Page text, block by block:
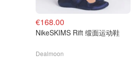
€168.00
NikeSKIMS Rift 缎面运动鞋
Dealmoon